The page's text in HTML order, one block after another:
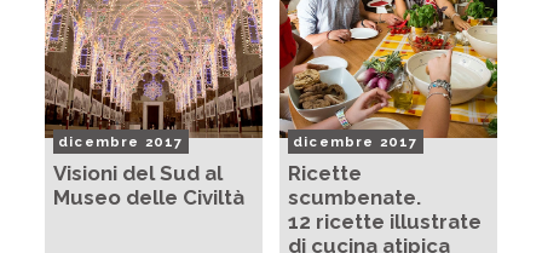
dicembre 2017
Visioni del Sud al
Museo delle Civiltà
dicembre 2017
Ricette
scumbenate.
12 ricette illustrate
di cucina atipica